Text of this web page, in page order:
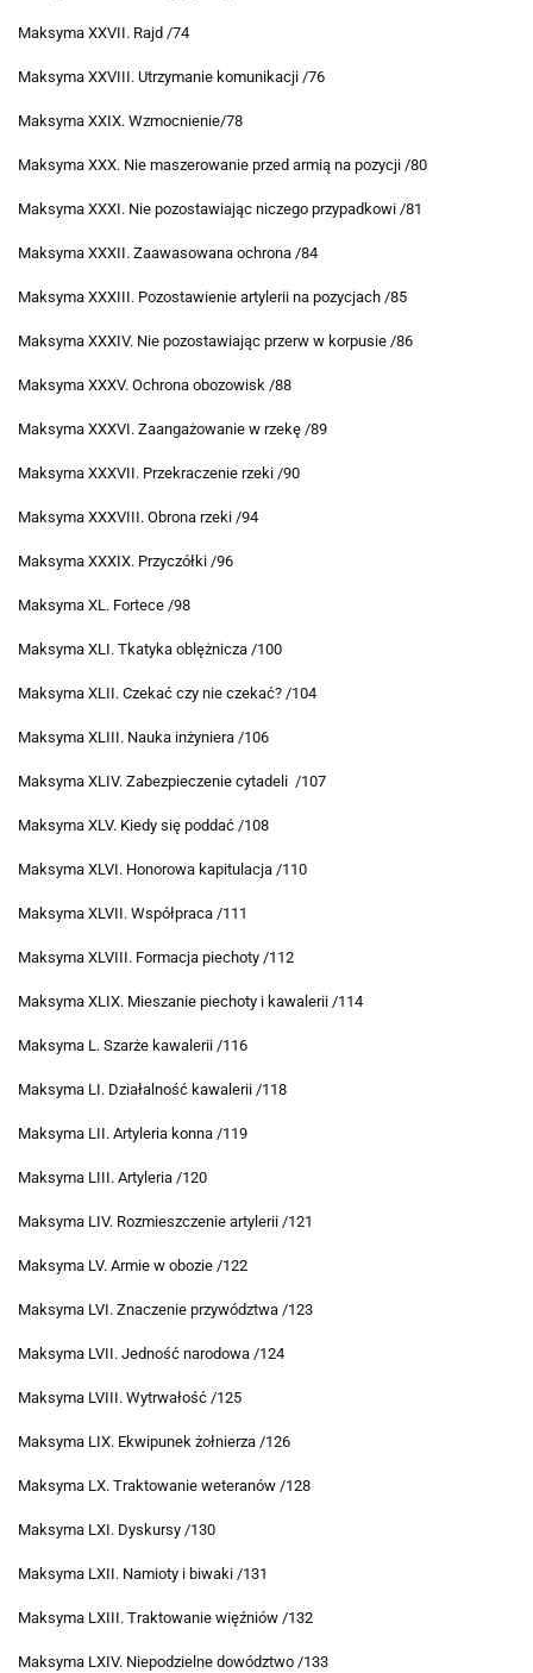
Maksyma XXVII. Rajd /74
Maksyma XXVIII. Utrzymanie komunikacji /76
Maksyma XXIX. Wzmocnienie/78
Maksyma XXX. Nie maszerowanie przed armią na pozycji /80
Maksyma XXXI. Nie pozostawiając niczego przypadkowi /81
Maksyma XXXII. Zaawasowana ochrona /84
Maksyma XXXIII. Pozostawienie artylerii na pozycjach /85
Maksyma XXXIV. Nie pozostawiając przerw w korpusie /86
Maksyma XXXV. Ochrona obozowisk /88
Maksyma XXXVI. Zaangażowanie w rzekę /89
Maksyma XXXVII. Przekraczenie rzeki /90
Maksyma XXXVIII. Obrona rzeki /94
Maksyma XXXIX. Przyczółki /96
Maksyma XL. Fortece /98
Maksyma XLI. Tkatyka oblężnicza /100
Maksyma XLII. Czekać czy nie czekać? /104
Maksyma XLIII. Nauka inżyniera /106
Maksyma XLIV. Zabezpieczenie cytadeli /107
Maksyma XLV. Kiedy się poddać /108
Maksyma XLVI. Honorowa kapitulacja /110
Maksyma XLVII. Współpraca /111
Maksyma XLVIII. Formacja piechoty /112
Maksyma XLIX. Mieszanie piechoty i kawalerii /114
Maksyma L. Szarże kawalerii /116
Maksyma LI. Działalność kawalerii /118
Maksyma LII. Artyleria konna /119
Maksyma LIII. Artyleria /120
Maksyma LIV. Rozmieszczenie artylerii /121
Maksyma LV. Armie w obozie /122
Maksyma LVI. Znaczenie przywództwa /123
Maksyma LVII. Jedność narodowa /124
Maksyma LVIII. Wytrwałość /125
Maksyma LIX. Ekwipunek żołnierza /126
Maksyma LX. Traktowanie weteranów /128
Maksyma LXI. Dyskursy /130
Maksyma LXII. Namioty i biwaki /131
Maksyma LXIII. Traktowanie więźniów /132
Maksyma LXIV. Niepodzielne dowództwo /133